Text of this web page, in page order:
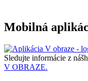
Mobilná
Sledujte informácie z
V OBRAZE.